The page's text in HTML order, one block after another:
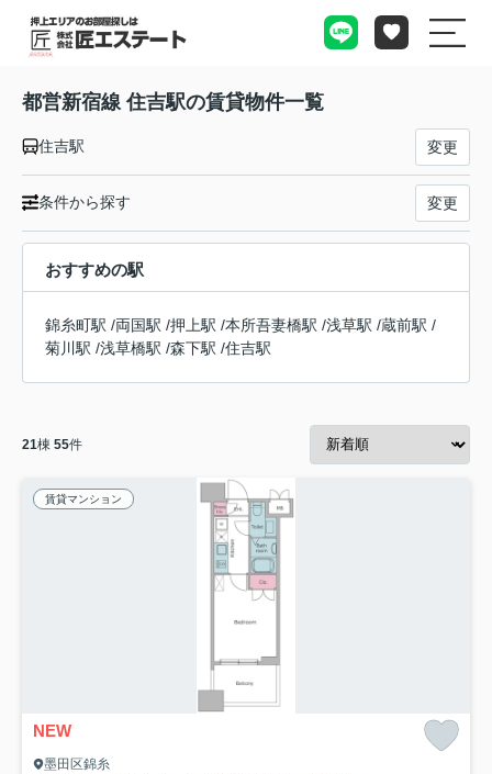
都営新宿線 住吉駅の賃貸物件一覧
住吉駅 変更
条件から探す 変更
おすすめの駅
錦糸町駅 /両国駅 /押上駅 /本所吾妻橋駅 /浅草駅 /蔵前駅 /
菊川駅 /浅草橋駅 /森下駅 /住吉駅
21棟 55件
賃貸マンション
NEW
墨田区錦糸